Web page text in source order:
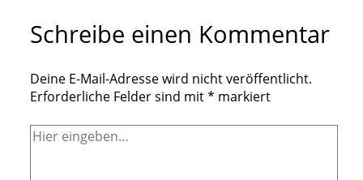
Schreibe einen Kommentar
Deine E-Mail-Adresse wird nicht veröffentlicht.
Erforderliche Felder sind mit* markiert
Hier
eingeben…